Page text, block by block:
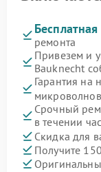
ремонта
Привезем и
Bauknecht
Гарантия на
Срочный
в течении
Скидка для
Получите